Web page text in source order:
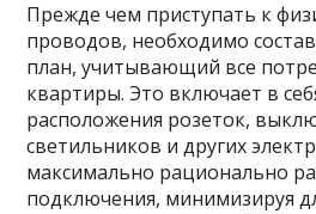
Прежде чем приступать к
проводов, необходимо
план, учитывающий все
квартиры. Это включает в
расположения розеток,
светильников и других
максимально рационально
подключения, минимизируя